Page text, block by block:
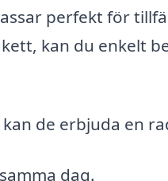
perfekt för
kan du enkelt
de erbjuda en
dag.